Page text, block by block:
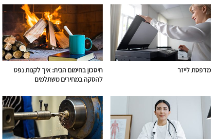
מדפסת לייזר
חיסכון בחימום הבית: איך לקנות נפט
להסקה במחירים משתלמים